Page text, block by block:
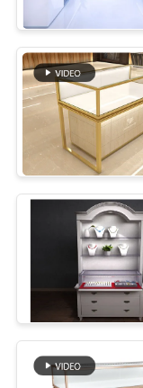
POPROSIĆ
O
WYCENĘ
SITEMAP
PRIVACY
POLICY